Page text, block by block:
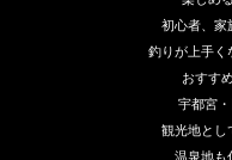
初心者、家
釣りが上手く
おすす
宇都宮
観光地とし
温泉地も